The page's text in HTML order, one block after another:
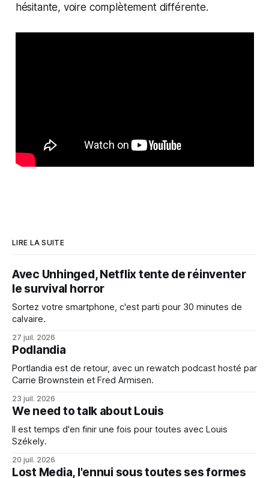
hésitante, voire complètement différente.
LIRE LA SUITE
Avec Unhinged, Netflix tente de réinventer
le survival horror
Sortez votre smartphone, c'est parti pour 30 minutes de
calvaire.
27 juil. 2026
Podlandia
Portlandia est de retour, avec un rewatch podcast hosté par
Carrie Brownstein et Fred Armisen.
23 juil. 2026
We need to talk about Louis
Il est temps d'en finir une fois pour toutes avec Louis
Székely.
20 juil. 2026
Lost Media, l'ennui sous toutes ses formes